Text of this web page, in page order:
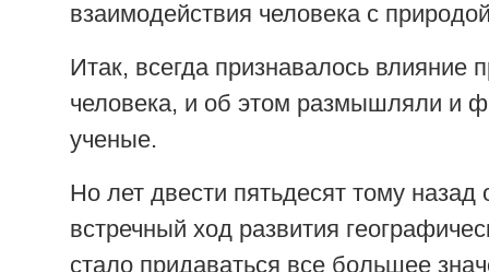
взаимодействия человека с
Итак, всегда признавалось влияние
человека, и об этом размышляли и
ученые.
Но лет двести пятьдесят тому назад
встречный ход развития
стало придаваться все большее